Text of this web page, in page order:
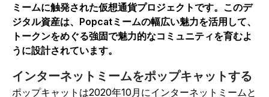
ミームに触発された仮想通貨プロジェクトです。このデ
ジタル資産は、Popcatミームの幅広い魅力を活用して、
トークンをめぐる強固で魅力的なコミュニティを育むよ
うに設計されています。
インターネットミームをポップキャットする
ポップキャットは2020年10月にインターネットミームと